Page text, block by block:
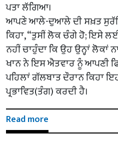
ਪਤਾ ਲੱਗਿਆ।
ਆਪਣੇ ਆਲੇ-ਦੁਆਲੇ ਦੀ ਸਖ਼ਤ
ਕਿਹਾ, “ਤੁਸੀਂ ਲੋਕ ਚੰਗੇ ਹੋ; ਇਸੇ
ਨਹੀਂ ਚਾਹੁੰਦਾ ਕਿ ਉਹ ਉਨ੍ਹਾਂ
ਖਾਨ ਨੇ ਇਸ ਐਤਵਾਰ ਨੂੰ ਆਪਣੀ
ਪਹਿਲਾਂ ਗੱਲਬਾਤ ਦੌਰਾਨ ਕਿਹਾ
ਪ੍ਰਭਾਵਿਤ(ਤੰਗ) ਕਰਦੀ ਹੈ।
Read more